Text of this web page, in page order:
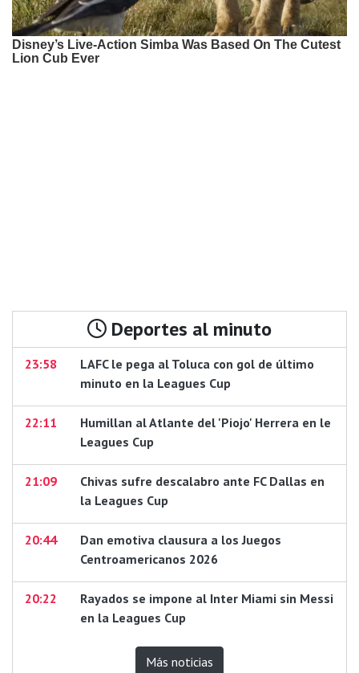
Deportes al minuto
23:58
LAFC le pega al Toluca con gol de último
minuto en la Leagues Cup
22:11
Humillan al Atlante del 'Piojo' Herrera en le
Leagues Cup
21:09
Chivas sufre descalabro ante FC Dallas en
la Leagues Cup
20:44
Dan emotiva clausura a los Juegos
Centroamericanos 2026
20:22
Rayados se impone al Inter Miami sin Messi
en la Leagues Cup
Más noticias